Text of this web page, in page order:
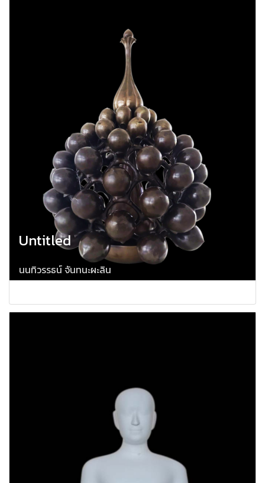
Untitled
นนทิวรรธน์ จันทนะผะลิน